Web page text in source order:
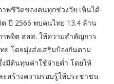
พชีวิตของคนทุกช่วงวัย เห็นได้
ปี 2566 พบคนไทย 13.4 ล้าน
พจิต สสส. ให้ความสำคัญการ
ย โดยมุ่งส่งเสริมป้องกันตาม
มีต้นทุนค่าใช้จ่ายต่ำ โดยให้
สร้างความรอบรู้ให้ประชาชน